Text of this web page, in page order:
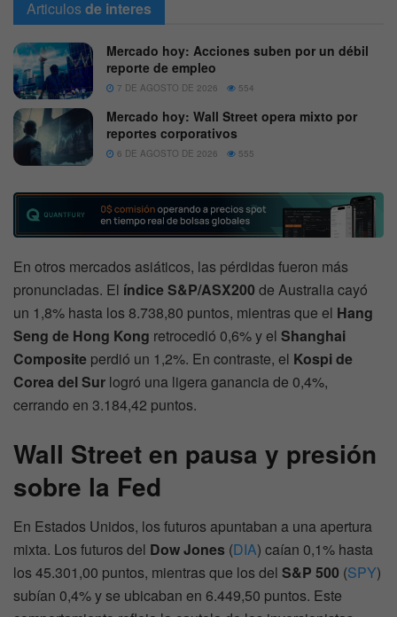
Articulosde interes
Mercado hoy: Acciones suben por un débil
reporte de empleo
7 DE AGOSTO DE 2026 554
Mercado hoy: Wall Street opera mixto por
reportes corporativos
6 DE AGOSTO DE 2026 555
En otros mercados asiáticos, las pérdidas fueron más
pronunciadas. El índice S&P/ASX200 de Australia cayó
un 1,8% hasta los 8.738,80 puntos, mientras que el Hang
Seng de Hong Kong retrocedió 0,6% y el Shanghai
Composite perdió un 1,2%. En contraste, el Kospi de
Corea del Sur logró una ligera ganancia de 0,4%,
cerrando en 3.184,42 puntos.
Wall Street en pausa y presión
sobre la Fed
En Estados Unidos, los futuros apuntaban a una apertura
mixta. Los futuros del Dow Jones (DIA) caían 0,1% hasta
los 45.301,00 puntos, mientras que los del S&P 500 (SPY)
subían 0,4% y se ubicaban en 6.449,50 puntos. Este